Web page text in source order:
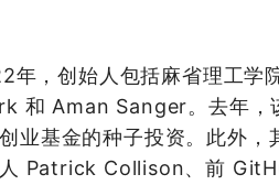
，创始人包括麻省理工学
和 Aman Sanger。去年，
业基金的种子投资。此外，
Patrick Collison、前